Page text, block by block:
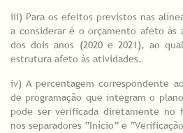
iii) Para os efeitos previstos nas
a considerar é o orçamento afeto às
dos dois anos (2020 e 2021), ao
estrutura afeto às atividades.
iv) A percentagem correspondente
de programação que integram o
pode ser verificada diretamente no
nos separadores “Início” e